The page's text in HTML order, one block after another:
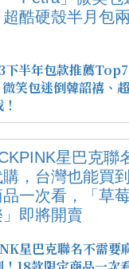
半年包款推薦Top7
笑包迷倒韓韶禧、
星巴克聯名不需要